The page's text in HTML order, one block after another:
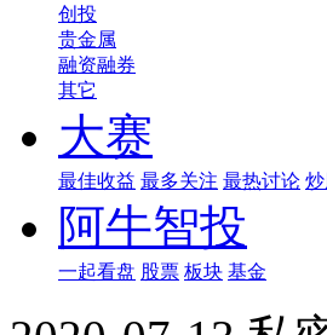
创投
贵金属
融资融券
其它
大赛
最佳收益 最多关注 最热讨论
阿牛智投
一起看盘 股票 板块 基金